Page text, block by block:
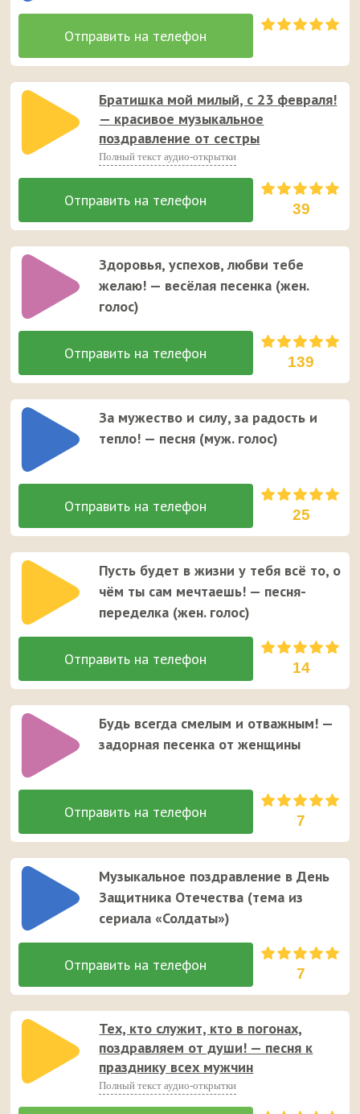
Братишка мой милый, с 23 февраля!
— красивое музыкальное
поздравление от сестры
Полный текст аудио-открытки
39
Здоровья, успехов, любви тебе
желаю! — весёлая песенка (жен.
голос)
139
За мужество и силу, за радость и
тепло! — песня (муж. голос)
25
Пусть будет в жизни у тебя всё то, о
чём ты сам мечтаешь! — песня-
переделка (жен. голос)
14
Будь всегда смелым и отважным! —
задорная песенка от женщины
7
Музыкальное поздравление в День
Защитника Отечества (тема из
сериала «Солдаты»)
7
Тех, кто служит, кто в погонах,
поздравляем от души! — песня к
празднику всех мужчин
Полный текст аудио-открытки